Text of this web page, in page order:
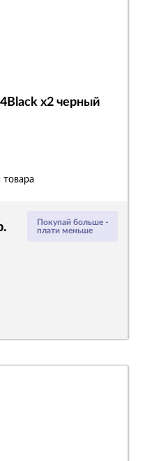
Покупай больше -
плати меньше
x2 черный